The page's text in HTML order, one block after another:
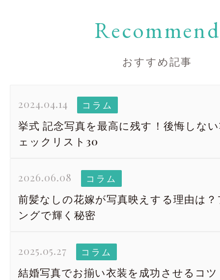
Recommend
おすすめ記事
2024.04.14 コラム
挙式 記念写真を最高に残す！後悔しな
ェックリスト30
2026.06.08 コラム
前髪なしの花嫁が写真映えする理由は
ングで輝く秘密
2025.05.27 コラム
結婚写真でお揃い衣装を成功させるコ